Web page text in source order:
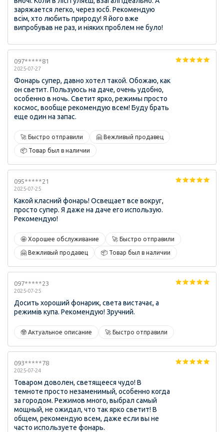
заряжается легко, через юсб. Рекомендую
всім, хто любить природу! Я його вже
випробував не раз, и ніяких проблем не було!
097*****81
2025-07-27
Фонарь супер, давно хотел такой. Обожаю, как
он светит. Пользуюсь на даче, очень удобно,
особенно в ночь. Светит ярко, режимы просто
космос, вообще рекомендую всем! Буду брать
еще один на запас.
🚀 Быстро отправили 🤗 Вежливый продавец
📦 Товар был в наличии
095*****21
2025-07-25
Какой класний фонарь! Освещает все вокруг,
просто супер. Я даже на даче его использую.
Рекомендую!
🤩 Хорошее обслуживание 🚀 Быстро отправили
🤗 Вежливый продавец 📦 Товар был в наличии
097*****23
2025-07-25
Досить хороший фонарик, света вистачає, а
режимів купа. Рекомендую! Зручний.
🤓 Актуальное описание 🚀 Быстро отправили
093*****78
2025-07-24
Товаром доволен, светящееся чудо! В
темноте просто незаменимый, особенно когда
за городом. Режимов много, выбрал самый
мощный, не ожидал, что так ярко светит! В
общем, рекомендую всем, даже если вы не
часто используете фонарь.